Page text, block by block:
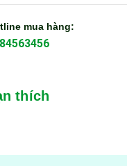
mua hàng:
thích